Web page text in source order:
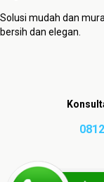
Solusi mudah dan
bersih dan elegan.